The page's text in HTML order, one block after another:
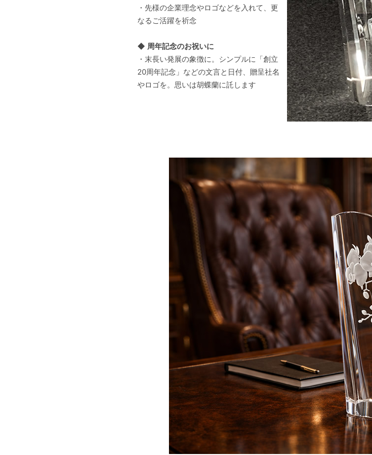
・先様の企業理念やロゴなどを入れて、更
なるご活躍を祈念
◆ 周年記念のお祝いに
・末長い発展の象徴に。シンプルに「創立
20周年記念」などの文言と日付、贈呈社名
やロゴを。思いは胡蝶蘭に託します